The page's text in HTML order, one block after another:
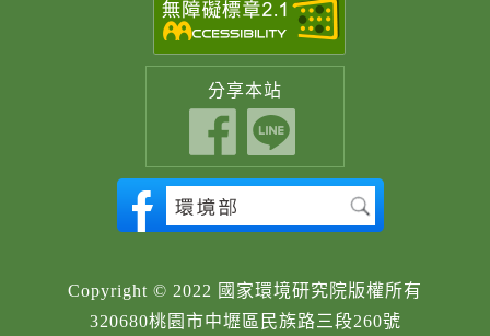
分享本站
Copyright © 2022 國家環境研究院版權所有
320680桃園市中壢區民族路三段260號